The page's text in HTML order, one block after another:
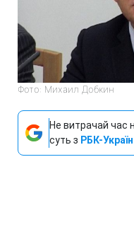
Фото: Михаил Добкин
Не витрачай час
суть з РБК-